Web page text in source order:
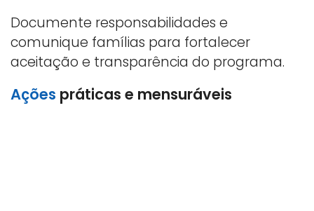
Documente responsabilidades e
comunique famílias para fortalecer
aceitação e transparência do programa.
Ações práticas e mensuráveis